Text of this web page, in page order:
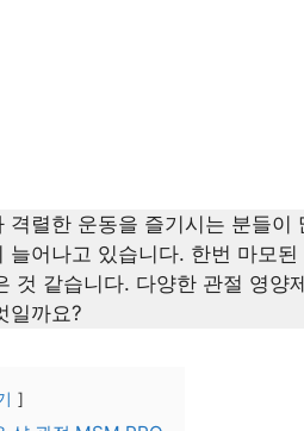
격렬한 운동을 즐기시는 분들
늘어나고 있습니다. 한번 마모
것 같습니다. 다양한 관절 영양
일까요?